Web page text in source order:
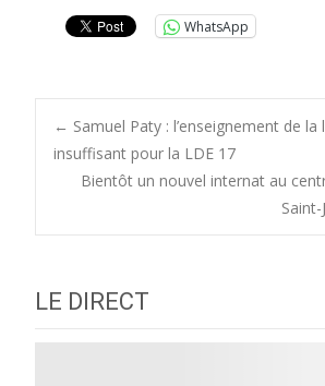
WhatsApp
Post
navigation
← Samuel Paty : l’enseignement de
insuffisant pour la LDE 17
Bientôt un nouvel internat au
Saint-
LE DIRECT